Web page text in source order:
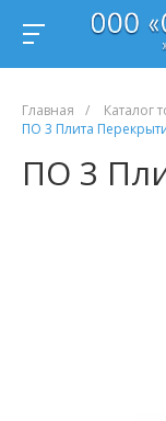
Главная / Каталог
ПО 3 Плита
ПО 3